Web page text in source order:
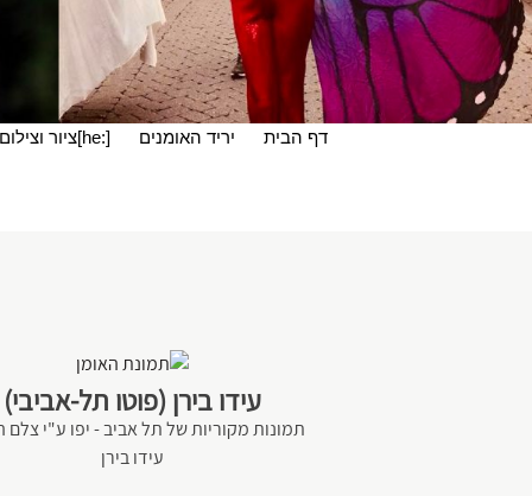
דף הבית יריד האומנים [:he]ציור וצילום[:en]PAINTING& PHOTOGRAPHY[:]
עידו בירן (פוטו תל-אביבי)
תמונות מקוריות של תל אביב - יפו ע"י צלם
עידו בירן